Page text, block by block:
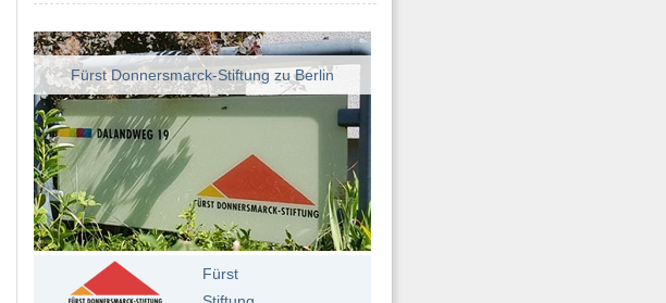
Fürst Donnersmarck-Stiftung zu Berlin
Fürst